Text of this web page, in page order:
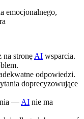
na stronę AI wsparcia.
odpowiedzi.
doprecyzowujące
— AI nie ma